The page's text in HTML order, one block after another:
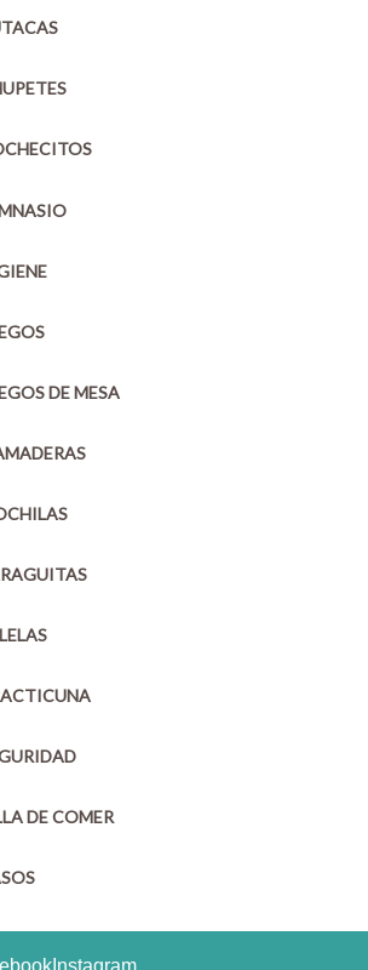
DE MESA
DE COMER